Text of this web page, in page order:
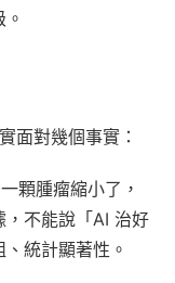
面對幾個事實：
顆腫瘤縮小了，
不能說「AI 治好
統計顯著性。